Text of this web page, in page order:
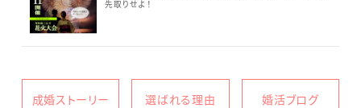
先取りせよ！
成婚ストーリー 選ばれる理由 婚活ブログ